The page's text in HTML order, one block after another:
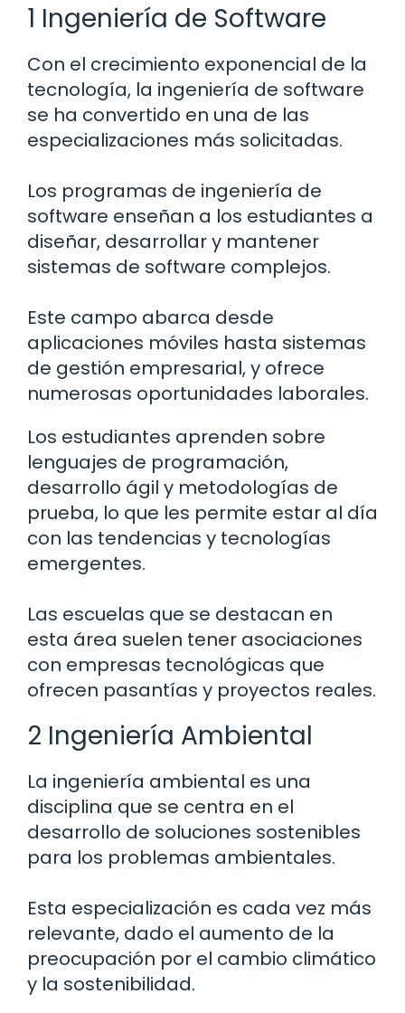
1 Ingeniería de Software
Con el crecimiento exponencial de la
tecnología, la ingeniería de software
se ha convertido en una de las
especializaciones más solicitadas.
Los programas de ingeniería de
software enseñan a los estudiantes a
diseñar, desarrollar y mantener
sistemas de software complejos.
Este campo abarca desde
aplicaciones móviles hasta sistemas
de gestión empresarial, y ofrece
numerosas oportunidades laborales.
Los estudiantes aprenden sobre
lenguajes de programación,
desarrollo ágil y metodologías de
prueba, lo que les permite estar al día
con las tendencias y tecnologías
emergentes.
Las escuelas que se destacan en
esta área suelen tener asociaciones
con empresas tecnológicas que
ofrecen pasantías y proyectos reales.
2 Ingeniería Ambiental
La ingeniería ambiental es una
disciplina que se centra en el
desarrollo de soluciones sostenibles
para los problemas ambientales.
Esta especialización es cada vez más
relevante, dado el aumento de la
preocupación por el cambio climático
y la sostenibilidad.